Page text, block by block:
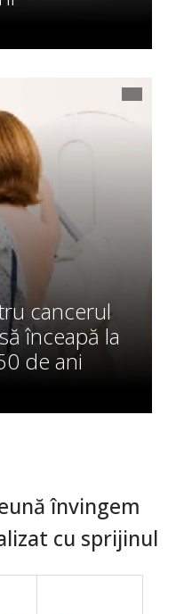
cancerul
înceapă la
de ani
învingem
cu sprijinul